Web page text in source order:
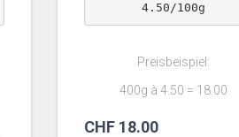
4.50/100g
Preisbeispiel:
400g à 4.50 = 18.00
CHF 18.00